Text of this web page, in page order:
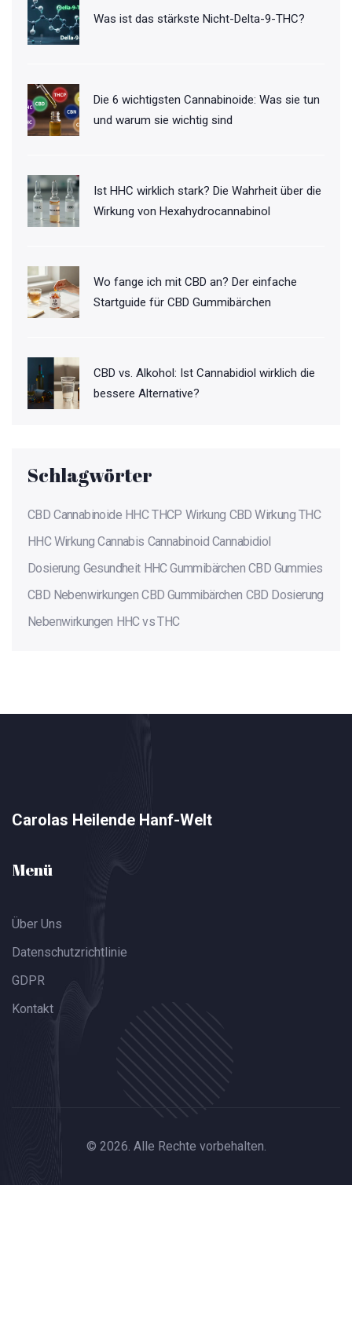
Was ist das stärkste Nicht-Delta-9-THC?
Die 6 wichtigsten Cannabinoide: Was sie tun
und warum sie wichtig sind
Ist HHC wirklich stark? Die Wahrheit über die
Wirkung von Hexahydrocannabinol
Wo fange ich mit CBD an? Der einfache
Startguide für CBD Gummibärchen
CBD vs. Alkohol: Ist Cannabidiol wirklich die
bessere Alternative?
Schlagwörter
CBD Cannabinoide HHC THCP Wirkung CBD Wirkung THC
HHC Wirkung Cannabis Cannabinoid Cannabidiol
Dosierung Gesundheit HHC Gummibärchen CBD Gummies
CBD Nebenwirkungen CBD Gummibärchen CBD Dosierung
Nebenwirkungen HHC vs THC
Carolas Heilende Hanf-Welt
Menü
Über Uns
Datenschutzrichtlinie
GDPR
Kontakt
© 2026. Alle Rechte vorbehalten.